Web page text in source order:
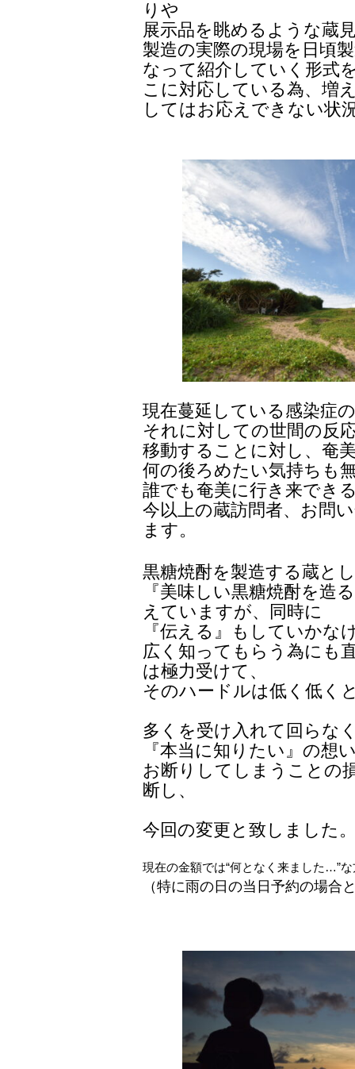
りや
展示品を眺めるような蔵
製造の実際の現場を日頃
なって紹介していく形式
こに対応している為、増
してはお応えできない状
現在蔓延している感染症
それに対しての世間の反
移動することに対し、奄
何の後ろめたい気持ちも
誰でも奄美に行き来でき
今以上の蔵訪問者、お問
ます。
黒糖焼酎を製造する蔵と
『美味しい黒糖焼酎を造
えていますが、同時に
『伝える』もしていかな
広く知ってもらう為にも
は極力受けて、
そのハードルは低く低く
多くを受け入れて回らな
『本当に知りたい』の想
お断りしてしまうことの
断し、
今回の変更と致しました
現在の金額では“何となく来ました…”
（特に雨の日の当日予約の場合